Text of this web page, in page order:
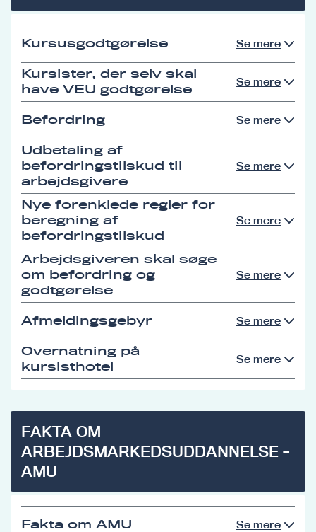
Kursusgodtgørelse Se mere
Kursister, der selv skal
have VEU godtgørelse
Se mere
Befordring Se mere
Udbetaling af
befordringstilskud til
arbejdsgivere
Se mere
Nye forenklede regler for
beregning af
befordringstilskud
Se mere
Arbejdsgiveren skal søge
om befordring og
godtgørelse
Se mere
Afmeldingsgebyr Se mere
Overnatning på
kursisthotel
Se mere
FAKTA OM
ARBEJDSMARKEDSUDDANNELSE -
AMU
Fakta om AMU Se mere